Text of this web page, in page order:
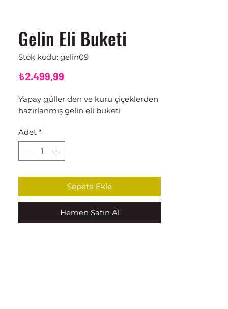
Gelin Eli Buketi
Stok kodu: gelin09
₺2.499,99
Yapay güller den ve kuru çiçeklerden
hazırlanmış gelin eli buketi
Adet *
Sepete Ekle
Hemen Satın Al